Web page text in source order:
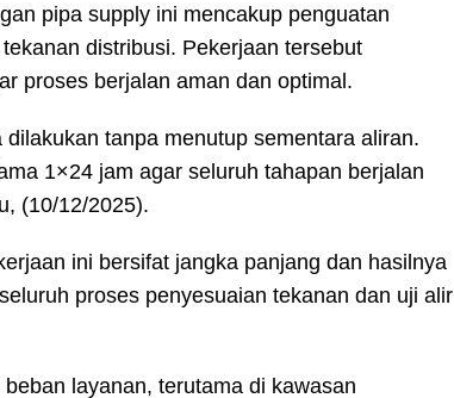
pipa supply ini mencakup penguatan
distribusi. Pekerjaan tersebut
proses berjalan aman dan optimal.
tanpa menutup sementara aliran.
1×24 jam agar seluruh tahapan berjalan
(10/12/2025).
ini bersifat jangka panjang dan hasilnya
proses penyesuaian tekanan dan uji alir
layanan, terutama di kawasan